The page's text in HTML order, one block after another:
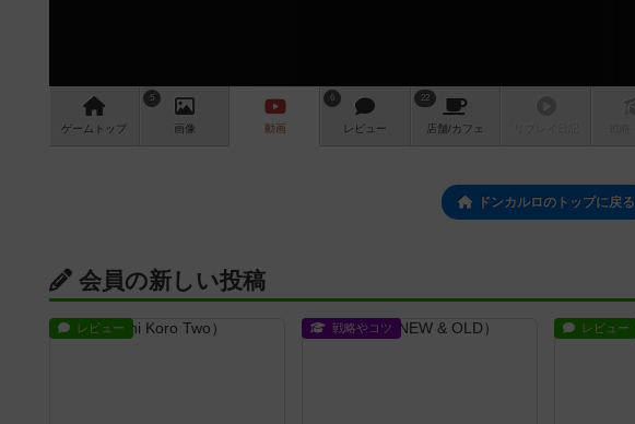
ゲーム トップ
5
画像 動画
6
レビュー
22
店舗/カフェ
ドンカルロのトップに戻る
会員の新しい投稿
レビュー 戦略やコツ レビュー